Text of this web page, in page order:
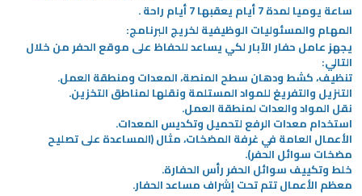
ساعة يوميا لمدة 7 أيام يعقبها 7 أيام راحة .
المهام والمسئوليات الوظيفية لخريج البرنامج:
يجهز عامل حفار الآبار لكي يساعد للحفاظ على موقع الحفر من خلال
التالي:
تنظيف، كشط ودهان سطح المنصة، المعدات ومنطقة العمل.
التنزيل والتفريغ للمواد المستلمة ونقلها لمناطق التخزين.
نقل المواد والعدات لمنطقة العمل.
استخدام معدات الرفع لتحميل وتكديس المعدات.
الأعمال العامة في غرفة المضخات، مثال (المساعدة على تصليح
مضخات سوائل الحفر).
خلط وتكييف سوائل الحفر رأس الحفارة.
معظم الأعمال تتم تحت إشراف مساعد الحفار.